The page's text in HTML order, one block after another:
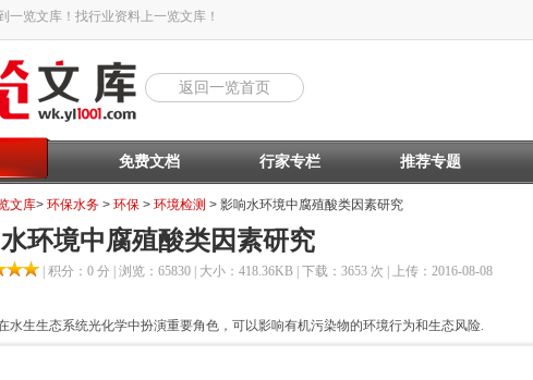
一览文库！找行业资料上一览文库！
返回一览首页
免费文档 行家专栏 推荐专题
文库> 环保水务 > 环保 > 环境检测 > 影响水环境中腐殖酸类因素研究
环境中腐殖酸类因素研究
| 积分：0 分 | 浏览：65830 | 大小：418.36KB | 下载：3653 次 | 上传：2016-08-08
水生生态系统光化学中扮演重要角色，可以影响有机污染物的环境行为和生态风险.